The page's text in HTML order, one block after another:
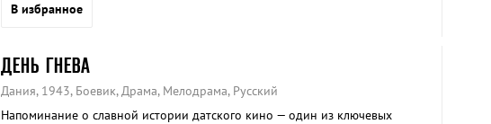
В избранное
ДЕНЬ ГНЕВА
Дания, 1943, Боевик, Драма, Мелодрама, Русский
Напоминание о славной истории датского кино — один из ключевых